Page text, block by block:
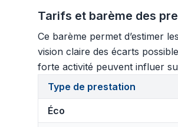
Tarifs et barème des
Ce barème permet d’estimer
vision claire des écarts
forte activité peuvent influer
Type de prestation
Éco